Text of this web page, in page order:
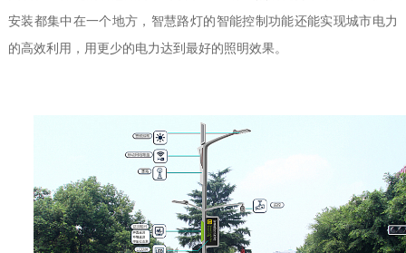
安装都集中在一个地方，智慧路灯的智能控制功能还能实现城市电力
的高效利用，用更少的电力达到最好的照明效果。